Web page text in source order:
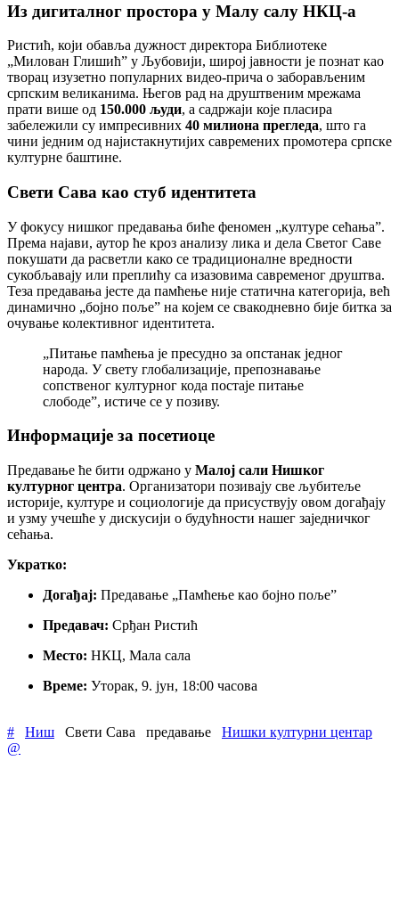
Из дигиталног простора у Малу салу НКЦ-а
Ристић, који обавља дужност директора Библиотеке
„Милован Глишић” у Љубовији, широј јавности је познат као
творац изузетно популарних видео-прича о заборављеним
српским великанима. Његов рад на друштвеним мрежама
прати више од 150.000 људи, а садржаји које пласира
забележили су импресивних 40 милиона прегледа, што га
чини једним од најистакнутијих савремених промотера српске
културне баштине.
Свети Сава као стуб идентитета
У фокусу нишког предавања биће феномен „културе сећања”.
Према најави, аутор ће кроз анализу лика и дела Светог Саве
покушати да расветли како се традиционалне вредности
сукобљавају или преплићу са изазовима савременог друштва.
Теза предавања јесте да памћење није статична категорија, већ
динамично „бојно поље” на којем се свакодневно бије битка за
очување колективног идентитета.
„Питање памћења је пресудно за опстанак једног
народа. У свету глобализације, препознавање
сопственог културног кода постаје питање
слободе”, истиче се у позиву.
Информације за посетиоце
Предавање ће бити одржано у Малој сали Нишког
културног центра. Организатори позивају све љубитеље
историје, културе и социологије да присуствују овом догађају
и узму учешће у дискусији о будућности нашег заједничког
сећања.
Укратко:
Догађај: Предавање „Памћење као бојно поље”
Предавач: Срђан Ристић
Место: НКЦ, Мала сала
Време: Уторак, 9. јун, 18:00 часова
# Ниш Свети Сава предавање
Нишки културни центар
@